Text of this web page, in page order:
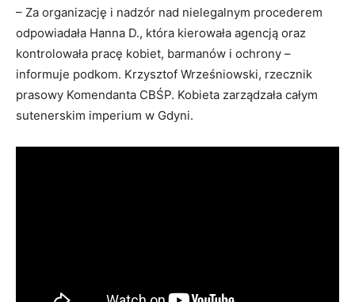
– Za organizację i nadzór nad nielegalnym procederem
odpowiadała Hanna D., która kierowała agencją oraz
kontrolowała pracę kobiet, barmanów i ochrony –
informuje podkom. Krzysztof Wrześniowski, rzecznik
prasowy Komendanta CBŚP. Kobieta zarządzała całym
sutenerskim imperium w Gdyni.